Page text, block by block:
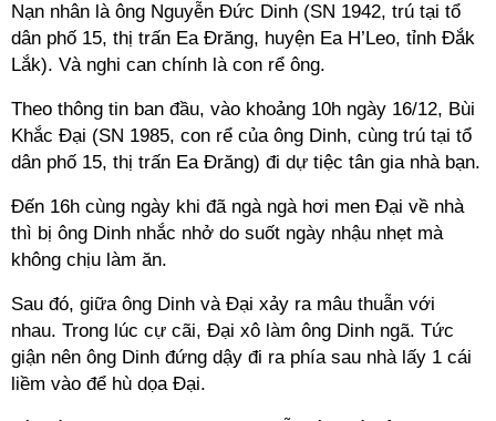
Nạn nhân là ông Nguyễn Đức Dinh (SN 1942, trú tại tổ
dân phố 15, thị trấn Ea Đrăng, huyện Ea H’Leo, tỉnh Đắk
Lắk). Và nghi can chính là con rể ông.
Theo thông tin ban đầu, vào khoảng 10h ngày 16/12, Bùi
Khắc Đại (SN 1985, con rể của ông Dinh, cùng trú tại tổ
dân phố 15, thị trấn Ea Đrăng) đi dự tiệc tân gia nhà bạn.
Đến 16h cùng ngày khi đã ngà ngà hơi men Đại về nhà
thì bị ông Dinh nhắc nhở do suốt ngày nhậu nhẹt mà
không chịu làm ăn.
Sau đó, giữa ông Dinh và Đại xảy ra mâu thuẫn với
nhau. Trong lúc cự cãi, Đại xô làm ông Dinh ngã. Tức
giận nên ông Dinh đứng dậy đi ra phía sau nhà lấy 1 cái
liềm vào để hù dọa Đại.